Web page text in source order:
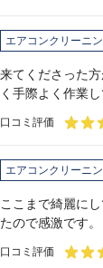
エアコンクリーニ
来てくださった
く手際よく作業
口コミ評価
エアコンクリーニ
ここまで綺麗に
たので感激です。
口コミ評価